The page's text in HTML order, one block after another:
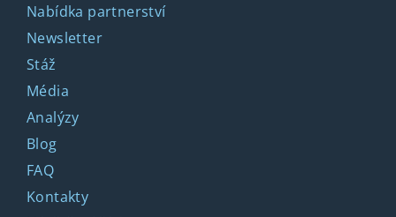
Nabídka partnerství
Newsletter
Stáž
Média
Analýzy
Blog
FAQ
Kontakty